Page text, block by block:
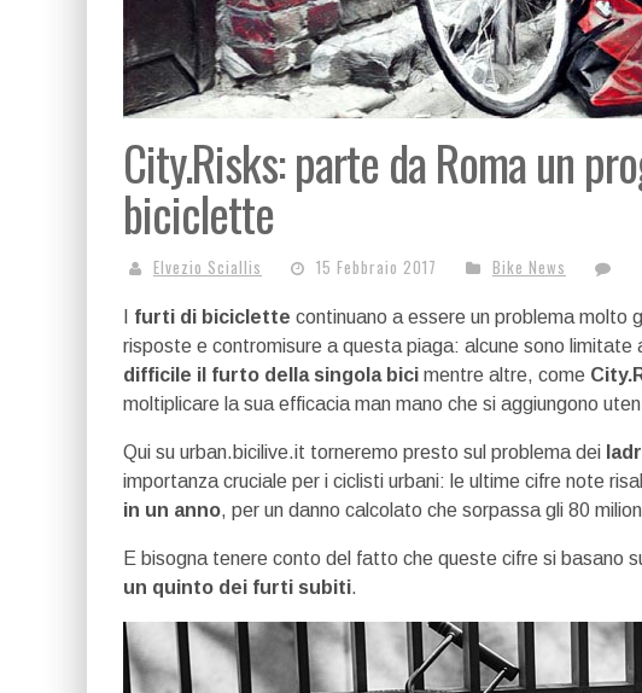
City.Risks: parte da Roma un
biciclette
Elvezio Sciallis 15 Febbraio 2017 Bike News
furti di biciclette continuano a essere un problema molto
risposte e contromisure a questa piaga: alcune sono limitate
difficile il furto della singola bici mentre altre, come
moltiplicare la sua efficacia man mano che si aggiungono
Qui su urban.bicilive.it torneremo presto sul problema dei
importanza cruciale per i ciclisti urbani: le ultime cifre note
in un anno, per un danno calcolato che sorpassa gli 80
E bisogna tenere conto del fatto che queste cifre si basano
un quinto dei furti subiti.